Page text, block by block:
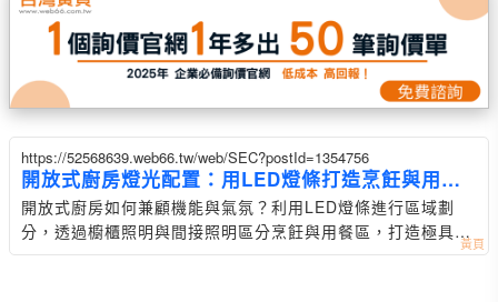
https://52568639.web66.tw/web/SEC?postId=1354756
開放式廚房燈光配置：用LED燈條打造烹飪與用餐
區隔
開放式廚房如何兼顧機能與氣氛？利用LED燈條進行區域劃
分，透過櫥櫃照明與間接照明區分烹飪與用餐區，打造極具質
感的廚房空間照明